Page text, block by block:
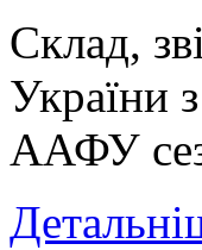
Склад,
України
ААФУ